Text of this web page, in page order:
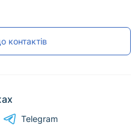
контактів
Telegram